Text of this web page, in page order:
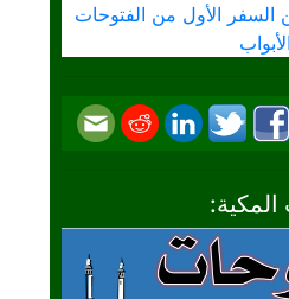
السفر الأول من الفتوحات
المكية: